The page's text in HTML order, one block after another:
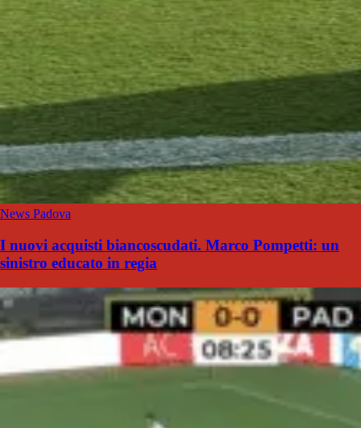
News Padova
I nuovi acquisti biancoscudati. Marco Pompetti: un
sinistro educato in regia